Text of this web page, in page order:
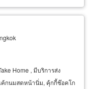
Home , มีบริการส่ง
ค้กนมสดหน้านิ่ม, คุ้กกี้ช๊อคโก